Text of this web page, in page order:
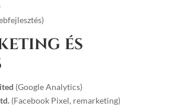
és
(Google Analytics)
(Facebook Pixel, remarketing)